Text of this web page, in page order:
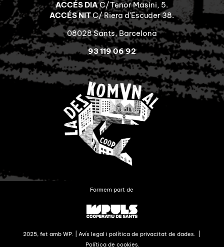
ACCÉS DIAC/Tenor Masini, 5.
ACCÉS NITC/ Riera d’Escuder 38.
08028 Sants, Barcelona
93 119 06 92
Formem part de
2025, fet amb WP. | Avís legal i política de privacitat de dades.
Política de cookies.